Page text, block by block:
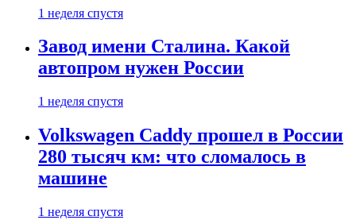
1 неделя спустя
Завод имени Сталина. Какой
автопром нужен России
1 неделя спустя
Volkswagen Caddy прошел в России
280 тысяч км: что сломалось в
машине
1 неделя спустя